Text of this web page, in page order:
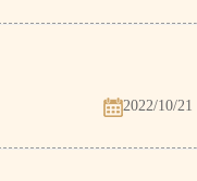
2022/10/21